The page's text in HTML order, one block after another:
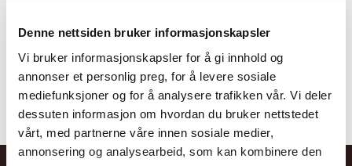
Denne nettsiden bruker informasjonskapsler
Vi bruker informasjonskapsler for å gi innhold og
annonser et personlig preg, for å levere sosiale
mediefunksjoner og for å analysere trafikken vår. Vi deler
dessuten informasjon om hvordan du bruker nettstedet
vårt, med partnerne våre innen sosiale medier,
annonsering og analysearbeid, som kan kombinere den